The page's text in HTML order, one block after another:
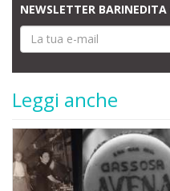
NEWSLETTER BARINEDITA
Leggi anche